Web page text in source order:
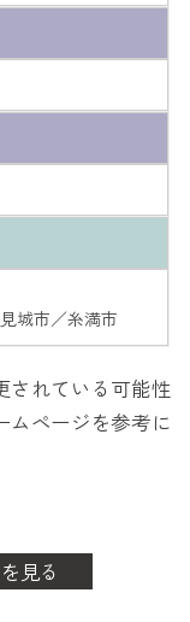
城市／糸満市
れている可能性
ムページを参考に
見る